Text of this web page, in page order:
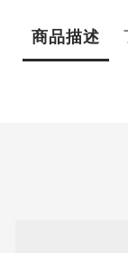
商品描述